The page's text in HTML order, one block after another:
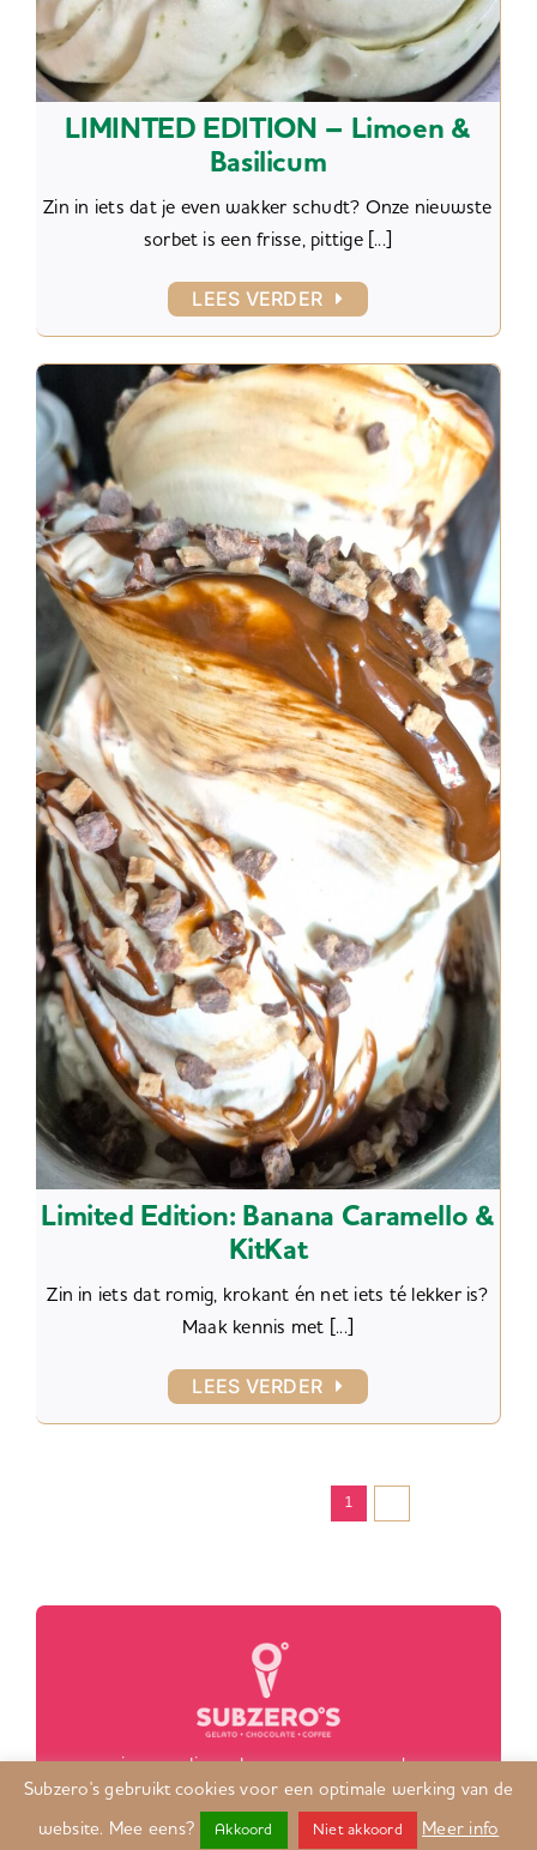
LIMINTED EDITION – Limoen &
Basilicum
Zin in iets dat je even wakker schudt? Onze nieuwste
sorbet is een frisse, pittige [...]
LEES VERDER
Limited Edition: Banana Caramello &
KitKat
Zin in iets dat romig, krokant én net iets té lekker is?
Maak kennis met [...]
LEES VERDER
1
privacy policy
algemene voorwaarden
| KvK 34131360 BTW NL002133914B71
Subzero's gebruikt cookies voor een optimale werking van de
website. Mee eens? Akkoord Niet akkoord Meer info